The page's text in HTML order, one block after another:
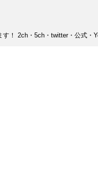
！ 2ch・5ch・twitter・公式・